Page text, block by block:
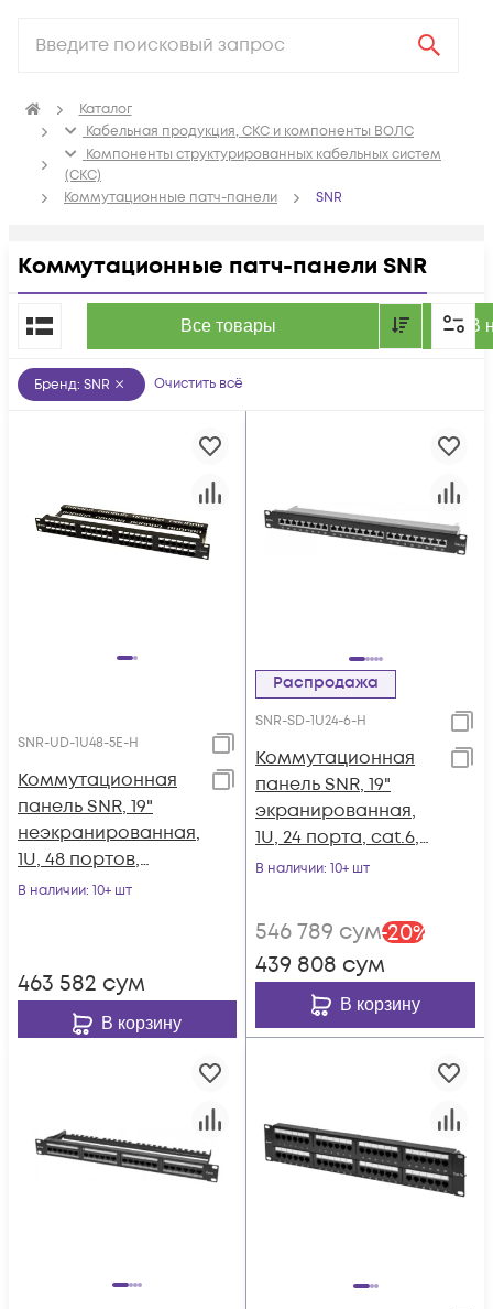
Каталог
Кабельная продукция, СКС и компоненты ВОЛС
Компоненты структурированных кабельных систем
(СКС)
Коммутационные патч-панели
SNR
Коммутационные патч-панели SNR
Все товары В
По популярности
Бренд: SNR Очистить всё
SNR-UD-1U48-5E-H
Коммутационная
панель SNR, 19"
неэкранированная,
1U, 48 портов,
cat.5e,
В наличии: 10+ шт
463 582 сум
В корзину
Распродажа
SNR-SD-1U24-6-H
Коммутационная
панель SNR, 19"
экранированная,
1U, 24 порта, cat.6,
горизонтальная
В наличии: 10+ шт
546 789 сум-20%
439 808 сум
В корзину